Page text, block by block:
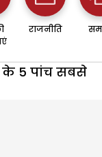
राजनीति
के 5 पांच सबसे